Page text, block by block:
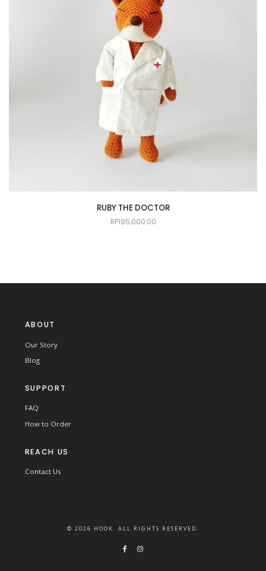
RUBY THE DOCTOR
RP195,000.00
ABOUT
Our Story
Blog
SUPPORT
FAQ
How to Order
REACH US
Contact Us
© 2026 HOOK. ALL RIGHTS RESERVED.